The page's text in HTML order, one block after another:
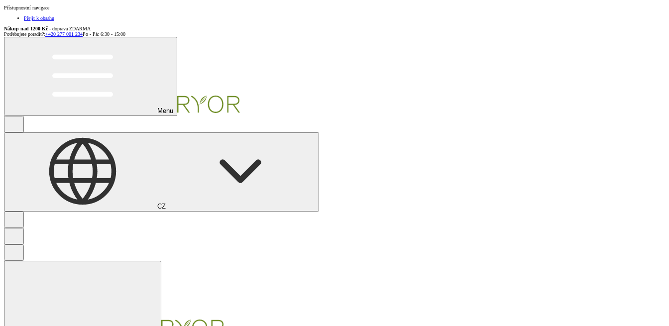
Přístupnostní navigace
Přejít k obsahu
Nákup nad 1200 Kč - doprava ZDARMA
Potřebujete poradit?:+420 277 001 234Po - Pá: 6:30 - 15:00
Menu
CZ